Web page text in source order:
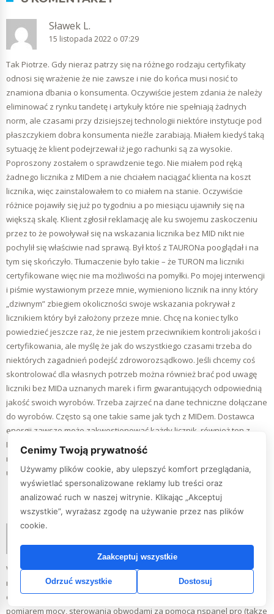
Sławek L.
15 listopada 2022 o 07:29
Tak Piotrze. Gdy nieraz patrzy się na różnego rodzaju certyfikaty
odnosi się wrażenie że nie zawsze i nie do końca musi nosić to
znamiona dbania o konsumenta. Oczywiście jestem zdania że należy
eliminować z rynku tandetę i artykuły które nie spełniają żadnych
norm, ale czasami przy dzisiejszej technologii niektóre instytucje pod
płaszczykiem dobra konsumenta nieźle zarabiają. Miałem kiedyś taką
sytuację że klient podejrzewał iż jego rachunki są za wysokie.
Poproszony zostałem o sprawdzenie tego. Nie miałem pod ręką
żadnego licznika z MIDem a nie chciałem naciągać klienta na koszt
licznika, więc zainstalowałem to co miałem na stanie. Oczywiście
różnice pojawiły się już po tygodniu a po miesiącu ujawniły się na
większą skalę. Klient zgłosił reklamację ale ku swojemu zaskoczeniu
przez to że powoływał się na wskazania licznika bez MID nikt nie
pochylił się właściwie nad sprawą. Był ktoś z TAURONa pooglądał i na
tym się skończyło. Tłumaczenie było takie – że TURON ma liczniki
certyfikowane więc nie ma możliwości na pomyłki. Po mojej interwencji
i piśmie wystawionym przeze mnie, wymieniono licznik na inny który
„dziwnym” zbiegiem okoliczności swoje wskazania pokrywał z
licznikiem który był założony przeze mnie. Chcę na koniec tylko
powiedzieć jeszcze raz, że nie jestem przeciwnikiem kontroli jakości i
certyfikowania, ale myślę że jak do wszystkiego czasami trzeba do
niektórych zagadnień podejść zdroworozsądkowo. Jeśli chcemy coś
skontrolować dla własnych potrzeb można również brać pod uwagę
liczniki bez MIDa uznanych marek i firm gwarantujących odpowiednią
jakość swoich wyrobów. Trzeba zajrzeć na dane techniczne dołączane
do wyrobów. Często są one takie same jak tych z MIDem. Dostawca
energii zawsze może zakwestionować każdy licznik, również ten z
MIDem. MID nie gwarantuje nam pozytywnego, automatycznego
rozpatrzenia reklamacji. MID może dawać tylko poczucie kupienia
urządzenia spełniające normy w danej klasie.
Odpowiedz
18 grudnia 2022 o 13:37
Witam. Czy moge uzyc sonoff spm main razem z spm-4 relay w
rozdzielni zamiast wylacznikow nadpradowych czy uzywa sie ich
dodatkowo w takiwj instalacji tez chcialbym miec mozliwosc, poza
pomiarem mocy, sterowania obwodami za pomoca nspanel pro (takze
Cenimy Twoją prywatność
Używamy plików cookie, aby ulepszyć komfort przeglądania,
wyświetlać spersonalizowane reklamy lub treści oraz
analizować ruch w naszej witrynie. Klikając „Akceptuj
wszystkie”, wyrażasz zgodę na używanie przez nas plików
cookie.
Zaakceptuj wszystkie
Odrzuć wszystkie Dostosuj